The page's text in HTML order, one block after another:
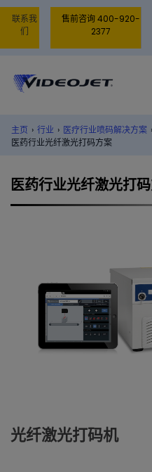
联系我
们
售前咨询 400-920-
2377
主页 › 行业 › 医疗行业喷码解决方案 ›
医药行业光纤激光打码方案
医药行业光纤激光打
光纤激光打码机